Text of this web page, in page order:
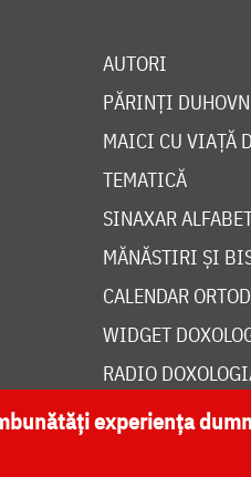
AUTORI
PĂRINȚI
MAICI CU VIAȚĂ
TEMATICĂ
SINAXAR
MĂNĂSTIRI ȘI
CALENDAR
WIDGET
RADIO
experiența